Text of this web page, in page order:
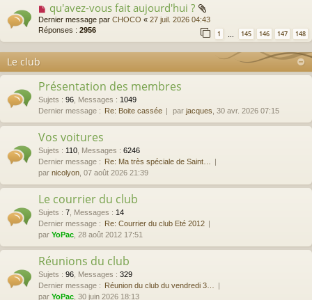
qu'avez-vous fait aujourd'hui ?
Dernier message par CHOCO « 27 juil. 2026 04:43
Réponses : 2956 1 145 146 147 148
Le club
Présentation des membres
Sujets : 96 Messages : 1049
Dernier message : Re: Boite cassée par jacques , 30 avr. 2026 07:15
Vos voitures
Sujets : 110 Messages : 6246
Dernier message : Re: Ma très spéciale de Saint…
par nicolyon , 07 août 2026 21:39
Le courrier du club
Sujets : 7 Messages : 14
Dernier message : Re: Courrier du club Eté 2012
par YoPac , 28 août 2012 17:51
Réunions du club
Sujets : 96 Messages : 329
Dernier message : Réunion du club du vendredi 3…
par YoPac , 30 juin 2026 18:13